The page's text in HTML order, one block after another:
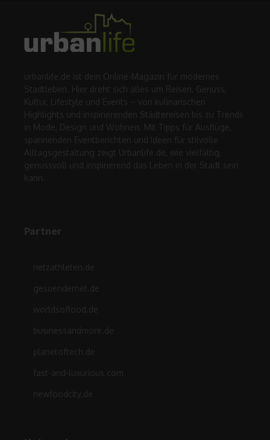
urbanlife.de ist dein Online-Magazin für modernes
Stadtleben. Hier dreht sich alles um Reisen, Genuss,
Kultur, Lifestyle und Events – von kulinarischen
Highlights und inspirierenden Städtereisen bis zu Trends
in Mode, Design und Wohnen. Mit Tipps für Ausflüge,
spannenden Eventberichten und Ideen für stilvolle
Alltagsgestaltung zeigt Urbanlife.de, wie vielfältig,
genussvoll und inspirierend das Leben in der Stadt sein
kann.
Partner
netzathleten.de
gesuendernet.de
worldsoffood.de
businessandmore.de
planetoftech.de
fast-and-luxurious.com
newfoodcity.de